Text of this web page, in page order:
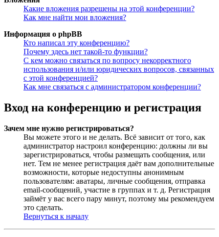
Какие вложения разрешены на этой конференции?
Как мне найти мои вложения?
Информация о phpBB
Кто написал эту конференцию?
Почему здесь нет такой-то функции?
С кем можно связаться по вопросу некорректного
использования и/или юридических вопросов, связанных
с этой конференцией?
Как мне связаться с администратором конференции?
Вход на конференцию и регистрация
Зачем мне нужно регистрироваться?
Вы можете этого и не делать. Всё зависит от того, как
администратор настроил конференцию: должны ли вы
зарегистрироваться, чтобы размещать сообщения, или
нет. Тем не менее регистрация даёт вам дополнительные
возможности, которые недоступны анонимным
пользователям: аватары, личные сообщения, отправка
email-сообщений, участие в группах и т. д. Регистрация
займёт у вас всего пару минут, поэтому мы рекомендуем
это сделать.
Вернуться к началу